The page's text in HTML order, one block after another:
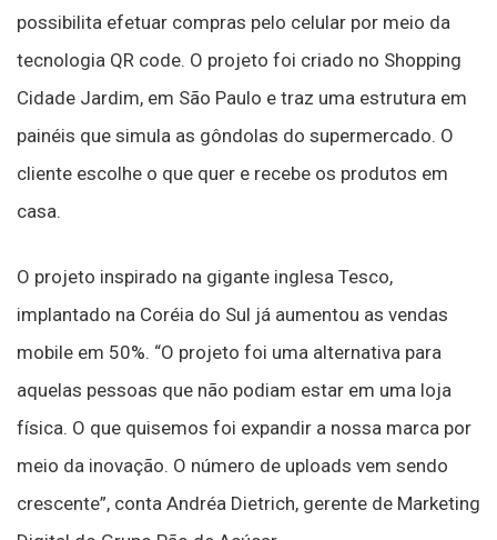
possibilita efetuar compras pelo celular por meio da
tecnologia QR code. O projeto foi criado no Shopping
Cidade Jardim, em São Paulo e traz uma estrutura em
painéis que simula as gôndolas do supermercado. O
cliente escolhe o que quer e recebe os produtos em
casa.
O projeto inspirado na gigante inglesa Tesco,
implantado na Coréia do Sul já aumentou as vendas
mobile em 50%. “O projeto foi uma alternativa para
aquelas pessoas que não podiam estar em uma loja
física. O que quisemos foi expandir a nossa marca por
meio da inovação. O número de uploads vem sendo
crescente”, conta Andréa Dietrich, gerente de Marketing